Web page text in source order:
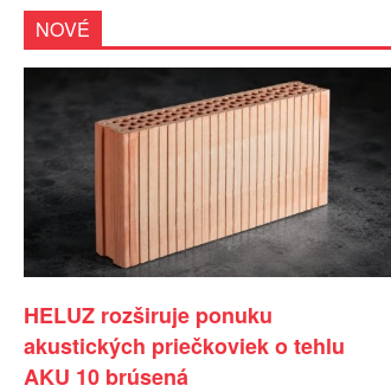
NOVÉ
HELUZ rozširuje ponuku
akustických priečkoviek o tehlu
AKU 10 brúsená